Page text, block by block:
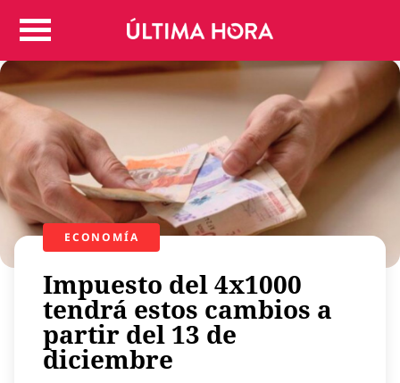
Colombia
Judicial
Politica
Regiones
Deportes
Positivas
Entretenimiento
Vida
Mundo
Más
Virales
Tecnología
Economía
ECONOMÍA
Impuesto del 4x1000
tendrá estos cambios a
partir del 13 de
diciembre